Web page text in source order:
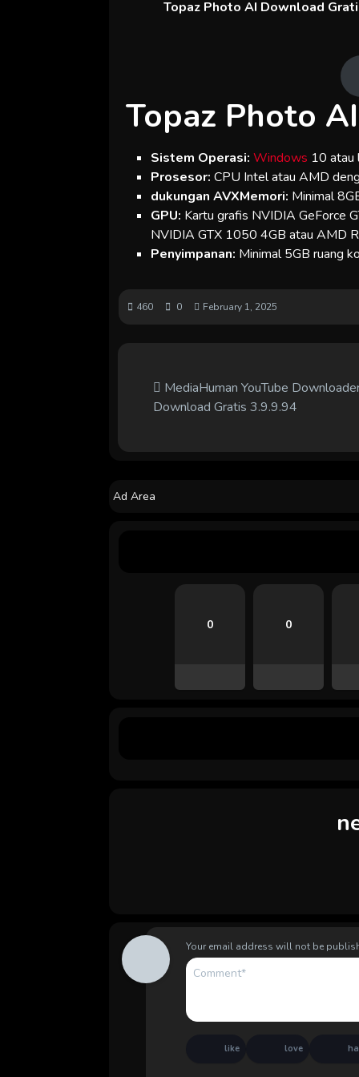
Topaz Photo AI Download
Topaz Photo
Sistem Operasi: Windows 10 atau
Prosesor: CPU Intel atau AMD
dukungan AVXMemori: Minimal
GPU: Kartu grafis NVIDIA GeForce
NVIDIA GTX 1050 4GB atau AMD
Penyimpanan: Minimal 5GB ruang
460 0 February 1, 2025
MediaHuman YouTube
Download Gratis 3.9.9.94
Ad Area
0 0
Your email address will not be
like love